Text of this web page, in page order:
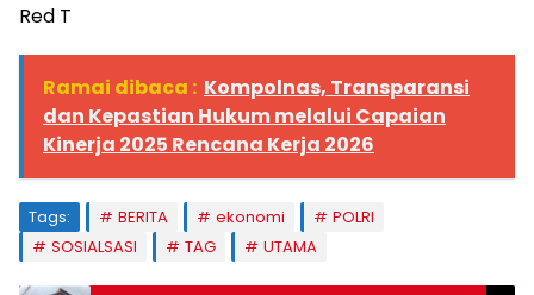
Red T
Ramai dibaca : Kompolnas, Transparansi
dan Kepastian Hukum melalui Capaian
Kinerja 2025 Rencana Kerja 2026
Tags: BERITA ekonomi
POLRI
SOSIALSASI
TAG UTAMA